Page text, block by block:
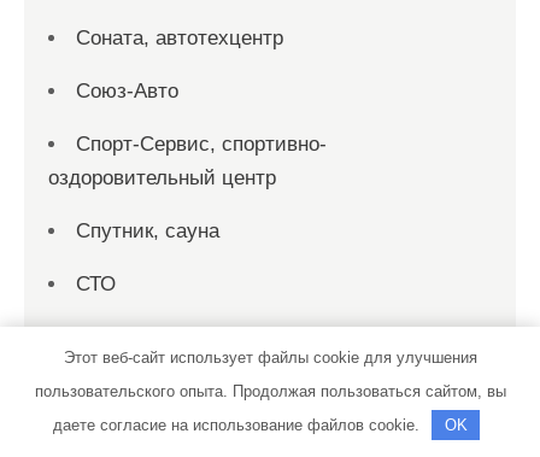
Соната, автотехцентр
Союз-Авто
Спорт-Сервис, спортивно-
оздоровительный центр
Спутник, сауна
СТО
СТО 19
Этот веб-сайт использует файлы cookie для улучшения
пользовательского опыта. Продолжая пользоваться сайтом, вы
даете согласие на использование файлов cookie.
OK